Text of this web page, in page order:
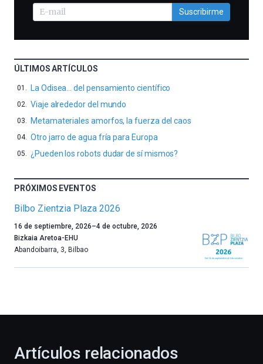
Suscribirme
ÚLTIMOS ARTÍCULOS
La Odisea… del pensamiento científico
Viaje alrededor del mundo
Metamateriales amorfos, la fuerza del caos
Otro jarro de agua fría para Europa
¿Pueden los robots dudar de sí mismos?
PRÓXIMOS EVENTOS
Bilbo Zientzia Plaza 2026
Un
año
más,
celebración
16 de septiembre, 2026–4 de octubre, 2026
Bizkaia Aretoa-EHU
Abandoibarra, 3, Bilbao
Artículos relacionados